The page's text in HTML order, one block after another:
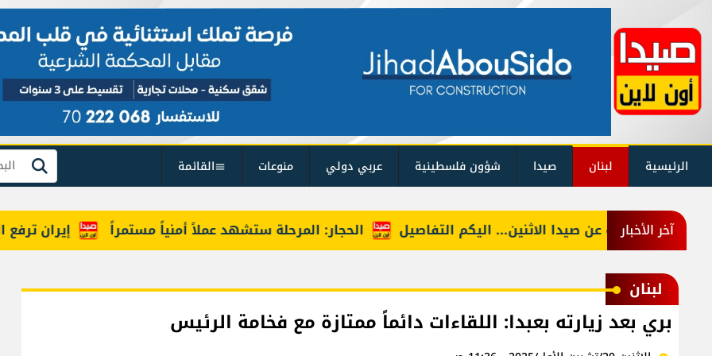
الرئيسية لبنان صيدا شؤون فلسطينية عربي دولي منوعات القائمة بحث
آخر الأخبار إيران ترفع الحجار: المرحلة ستشهد عملاً أمنياً مستمراً التغذية عن صيدا الاثنين... اليكم التفاصيل
لبنان
بري بعد زيارته بعبدا: اللقاءات دائماً ممتازة مع فخامة الرئيس